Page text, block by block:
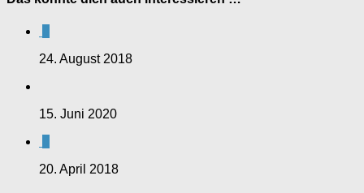
24. August 2018
15. Juni 2020
20. April 2018